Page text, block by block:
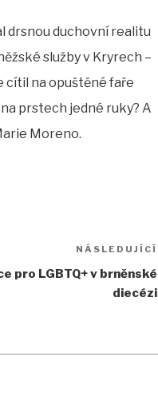
drsnou duchovní realitu
služby v Kryrech –
cítil na opuštěné faře
prstech jedné ruky? A
Moreno.
NÁSLEDUJÍCÍ
pro LGBTQ+ v brněnské
diecézi